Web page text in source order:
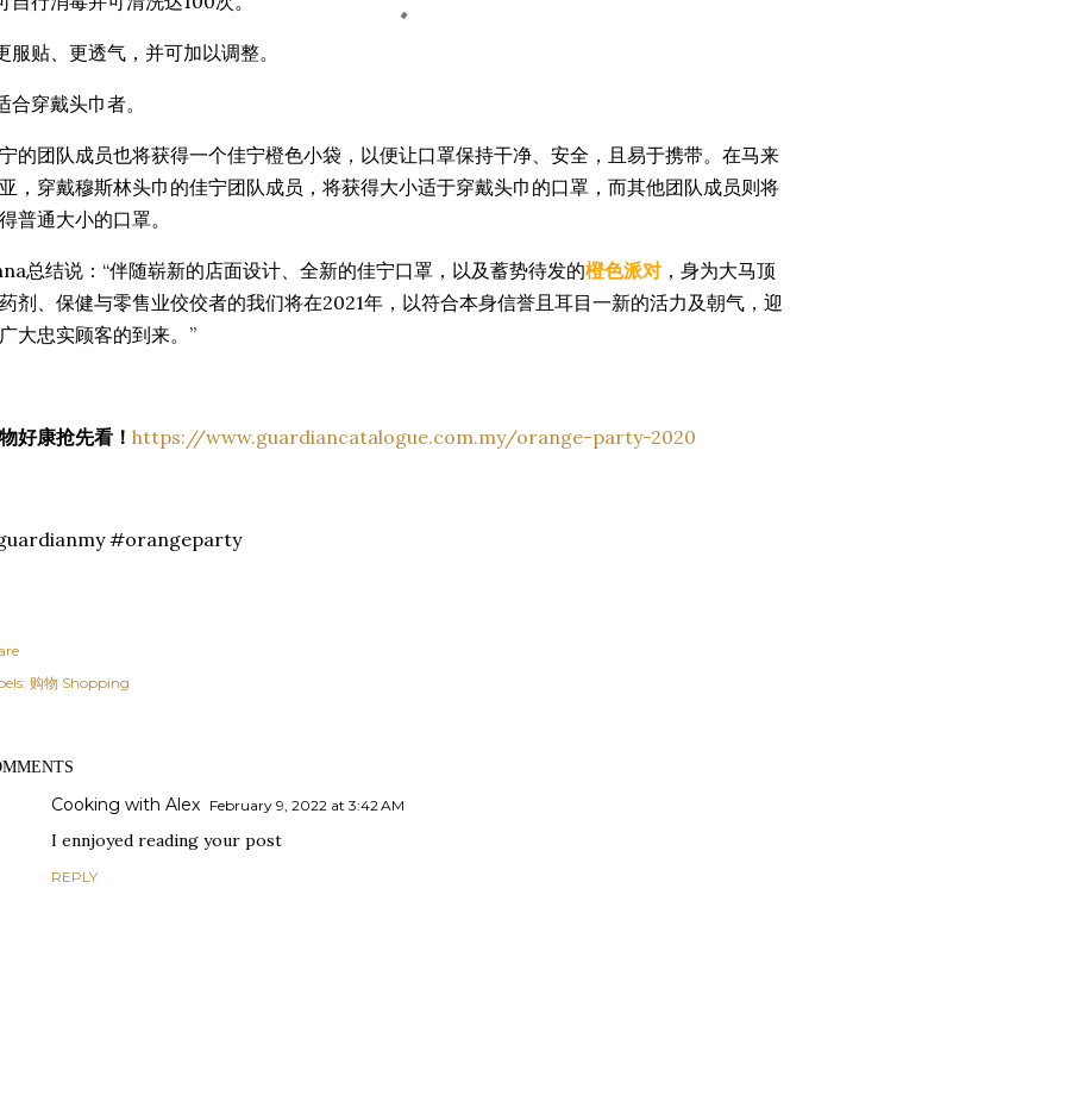
服贴、更透气，并可加以调整。
合穿戴头巾者。
的团队成员也将获得一个佳宁橙色小袋，以便让口罩保持干净、安全，且易于携带。在马来
，穿戴穆斯林头巾的佳宁团队成员，将获得大小适于穿戴头巾的口罩，而其他团队成员则将
普通大小的口罩。
总结说：“伴随崭新的店面设计、全新的佳宁口罩，以及蓄势待发的橙色派对 ，身为大马顶
剂、保健与零售业佼佼者的我们将在2021年，以符合本身信誉且耳目一新的活力及朝气，迎
大忠实顾客的到来。”
好康抢先看！ https://www.guardiancatalogue.com.my/orange-party-2020
#orangeparty
购物 Shopping
Cooking with Alex February 9, 2022 at 3:42 AM
I ennjoyed reading your post
REPLY